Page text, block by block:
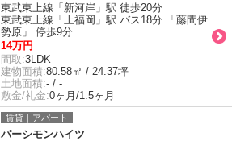
東武東上線「新河岸」駅 徒歩20分
東武東上線「上福岡」駅 バス18分 「藤間伊
勢原」 停歩9分
14万円
間取:3LDK
建物面積:80.58㎡ / 24.37坪
土地面積:- / -
敷金/礼金:0ヶ月/1.5ヶ月
賃貸｜アパート
パーシモンハイツ